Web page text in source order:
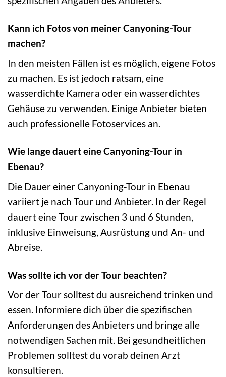
Kann ich Fotos von meiner Canyoning-Tour
machen?
In den meisten Fällen ist es möglich, eigene Fotos
zu machen. Es ist jedoch ratsam, eine
wasserdichte Kamera oder ein wasserdichtes
Gehäuse zu verwenden. Einige Anbieter bieten
auch professionelle Fotoservices an.
Wie lange dauert eine Canyoning-Tour in
Ebenau?
Die Dauer einer Canyoning-Tour in Ebenau
variiert je nach Tour und Anbieter. In der Regel
dauert eine Tour zwischen 3 und 6 Stunden,
inklusive Einweisung, Ausrüstung und An- und
Abreise.
Was sollte ich vor der Tour beachten?
Vor der Tour solltest du ausreichend trinken und
essen. Informiere dich über die spezifischen
Anforderungen des Anbieters und bringe alle
notwendigen Sachen mit. Bei gesundheitlichen
Problemen solltest du vorab deinen Arzt
konsultieren.